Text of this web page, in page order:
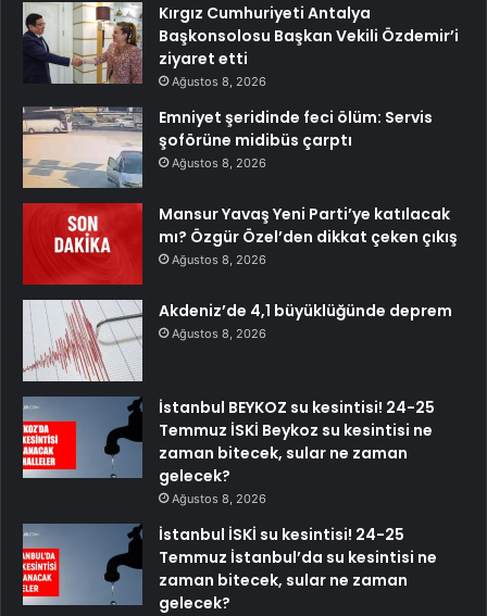
Kırgız Cumhuriyeti Antalya
Başkonsolosu Başkan Vekili Özdemir’i
ziyaret etti
Ağustos 8, 2026
Emniyet şeridinde feci ölüm: Servis
şoförüne midibüs çarptı
Ağustos 8, 2026
Mansur Yavaş Yeni Parti’ye katılacak
mı? Özgür Özel’den dikkat çeken çıkış
Ağustos 8, 2026
Akdeniz’de 4,1 büyüklüğünde deprem
Ağustos 8, 2026
İstanbul BEYKOZ su kesintisi! 24-25
Temmuz İSKİ Beykoz su kesintisi ne
zaman bitecek, sular ne zaman
gelecek?
Ağustos 8, 2026
İstanbul İSKİ su kesintisi! 24-25
Temmuz İstanbul’da su kesintisi ne
zaman bitecek, sular ne zaman
gelecek?